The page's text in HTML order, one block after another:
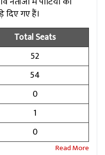
दिए गए हैं।
Total Seats
52
54
0
1
0